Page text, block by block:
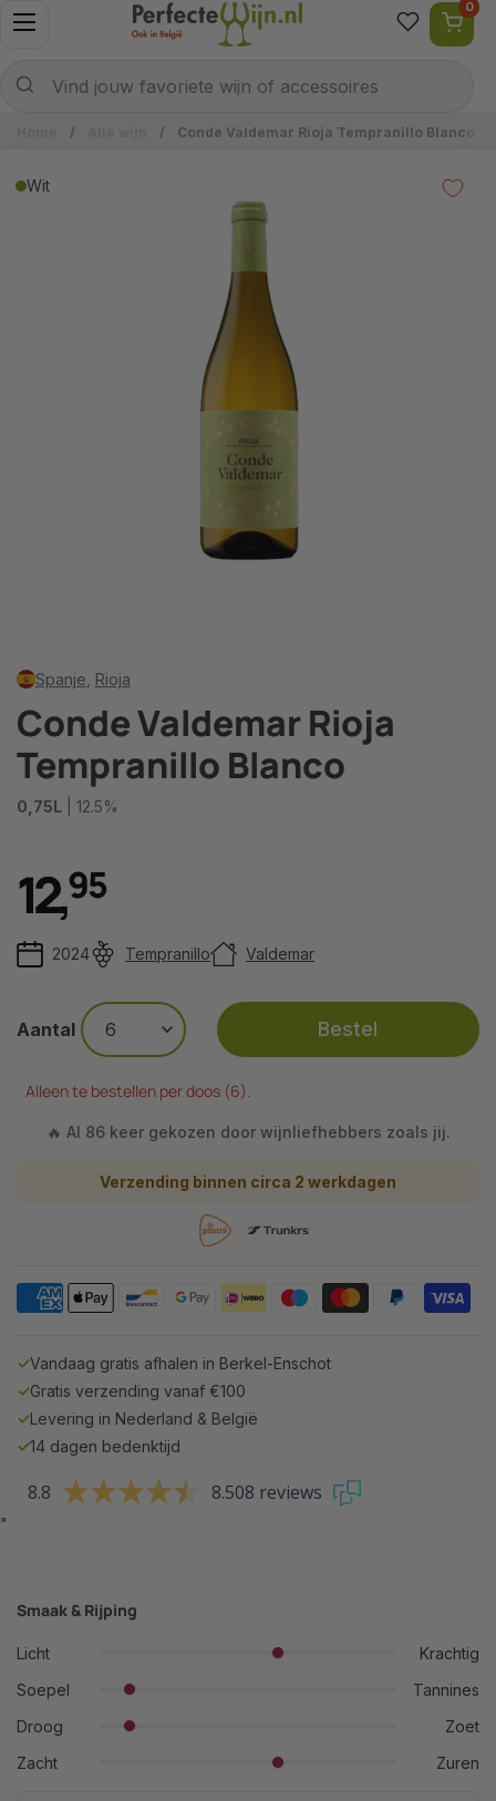
Ga naar content
Menu openen
Vind jouw favoriete wijn of accessoires
0
/ / Conde Valdemar Rioja Tempranillo Blanco
Wit
Spanje Rioja
Conde Valdemar Rioja
Tempranillo Blanco
0,75L | 12.5%
12,95
2024 Tempranillo Valdemar
Aantal Bestel
Alleen te bestellen per doos (6).
🔥 Al 86 keer gekozen door wijnliefhebbers zoals jij.
Verzending binnen circa 2 werkdagen
✓Vandaag gratis afhalen in Berkel-Enschot
✓Gratis verzending vanaf €100
✓Levering in Nederland & België
✓14 dagen bedenktijd
8.8 8.508 reviews
"
Smaak & Rijping
Licht
Krachtig
Soepel
Tannines
Droog
Zoet
Zacht
Zuren